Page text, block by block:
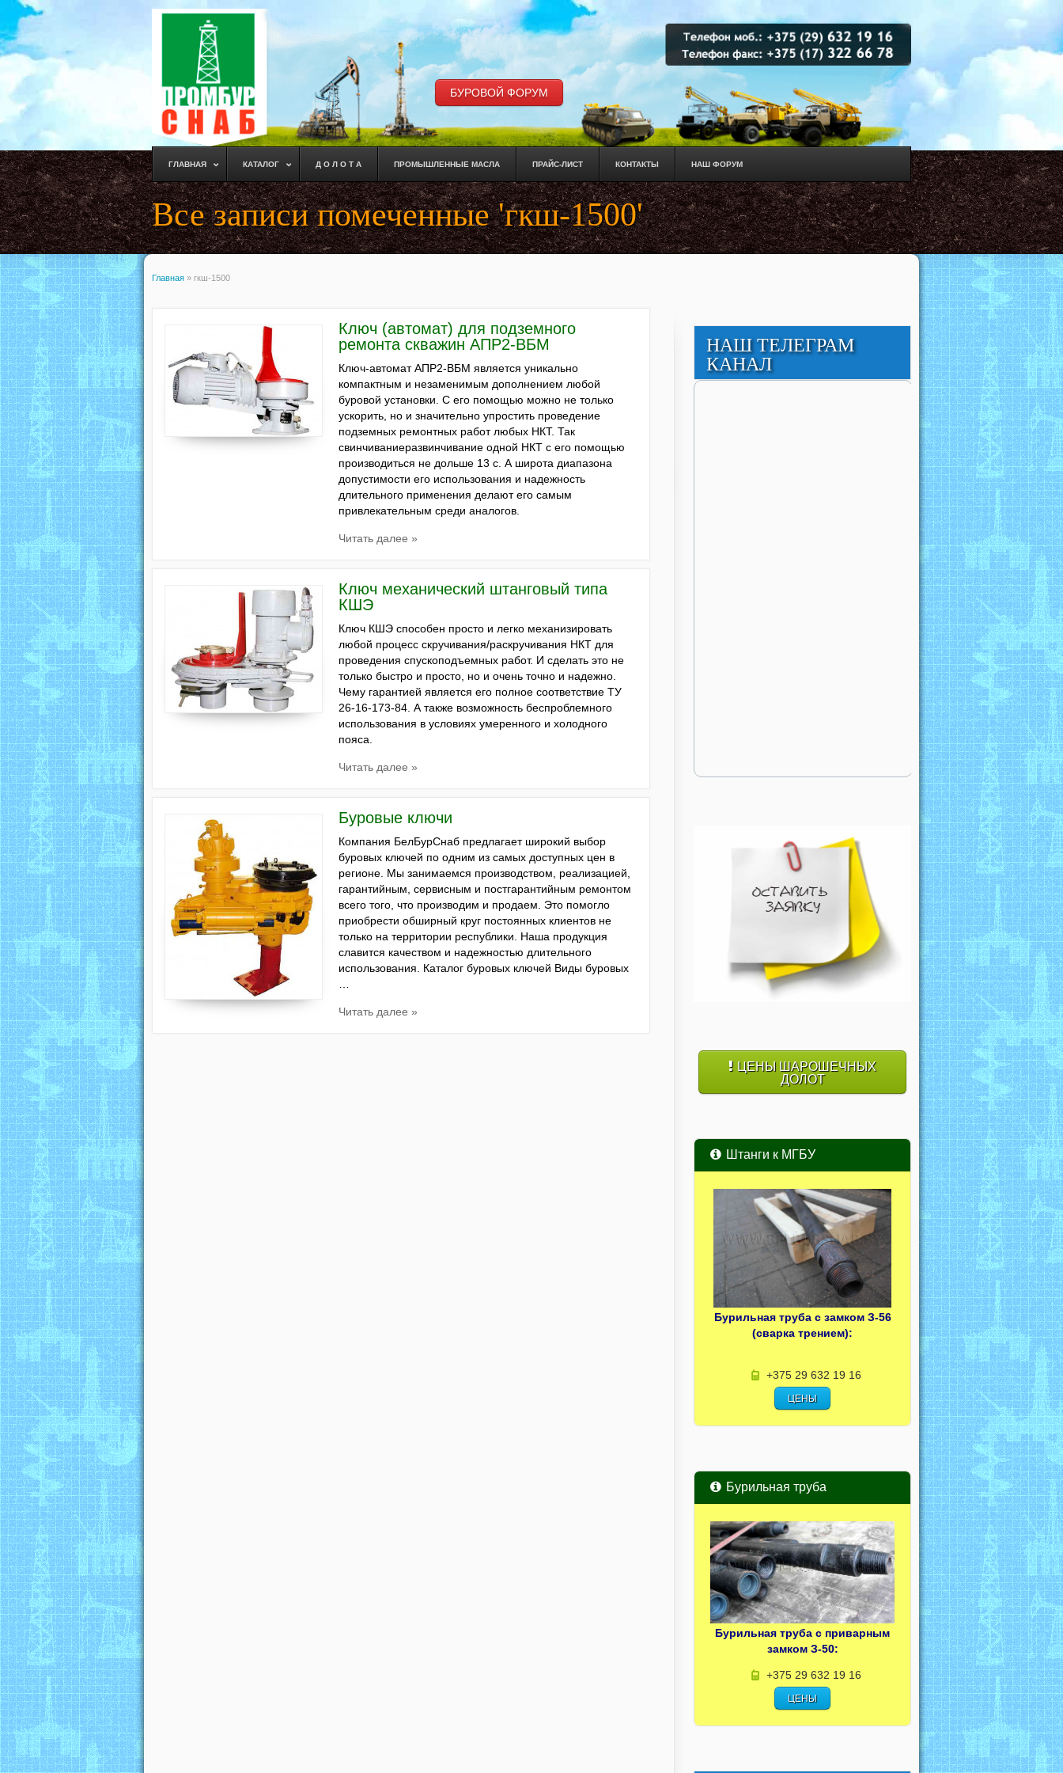
БУРОВОЙ ФОРУМ
ГЛАВНАЯ КАТАЛОГ Д О Л О Т А ПРОМЫШЛЕННЫЕ МАСЛА ПРАЙС-ЛИСТ КОНТАКТЫ НАШ ФОРУМ
Все записи помеченные 'гкш-1500'
Главная » гкш-1500
Ключ (автомат) для подземного
ремонта скважин АПР2-ВБМ
Ключ-автомат АПР2-ВБМ является уникально
компактным и незаменимым дополнением любой
буровой установки. С его помощью можно не только
ускорить, но и значительно упростить проведение
подземных ремонтных работ любых НКТ. Так
свинчиваниеразвинчивание одной НКТ с его помощью
производиться не дольше 13 с. А широта диапазона
допустимости его использования и надежность
длительного применения делают его самым
привлекательным среди аналогов.
Читать далее »
Ключ механический штанговый типа
КШЭ
Ключ КШЭ способен просто и легко механизировать
любой процесс скручивания/раскручивания НКТ для
проведения спускоподъемных работ. И сделать это не
только быстро и просто, но и очень точно и надежно.
Чему гарантией является его полное соответствие ТУ
26-16-173-84. А также возможность беспроблемного
использования в условиях умеренного и холодного
пояса.
Читать далее »
Буровые ключи
Компания БелБурСнаб предлагает широкий выбор
буровых ключей по одним из самых доступных цен в
регионе. Мы занимаемся производством, реализацией,
гарантийным, сервисным и постгарантийным ремонтом
всего того, что производим и продаем. Это помогло
приобрести обширный круг постоянных клиентов не
только на территории республики. Наша продукция
славится качеством и надежностью длительного
использования. Каталог буровых ключей Виды буровых
Читать далее »
НАШ ТЕЛЕГРАМ
КАНАЛ
ЦЕНЫ ШАРОШЕЧНЫХ
ДОЛОТ
Штанги к МГБУ
Бурильная труба с замком З-56
(сварка трением):
+375 29 632 19 16
ЦЕНЫ
Бурильная труба
Бурильная труба с приварным
замком З-50:
+375 29 632 19 16
ЦЕНЫ